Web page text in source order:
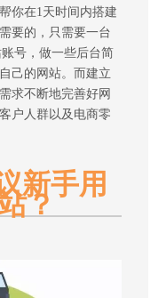
你在1天时间内搭建
要的，只需要一台
号，做一些后台简
己的网站。而建立
求不断地完善好网
户人群以及电商零
新手用
？